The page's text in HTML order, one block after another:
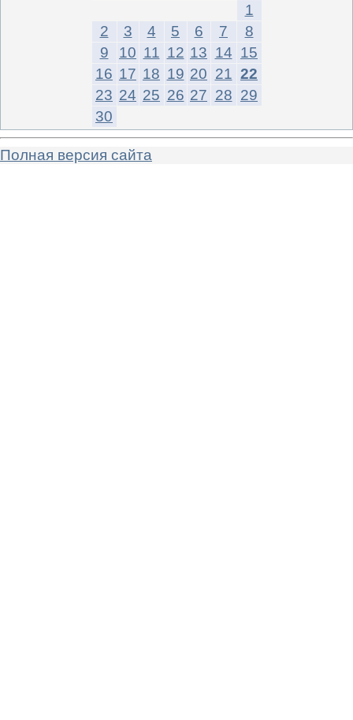
1
2
3 4 5 6 7
8
9
10 11 12 13 14 15
16 17 18 19 20 21 22
23 24 25 26 27 28 29
30
Полная версия сайта